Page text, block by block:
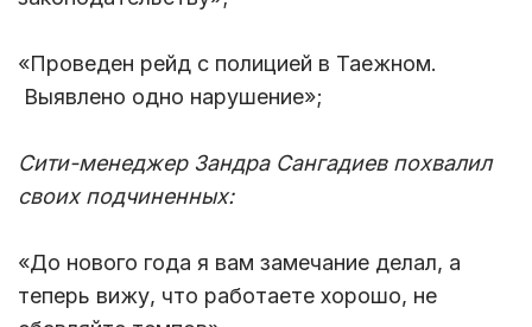
«Проведен рейд с полицией в Таежном.
Выявлено одно нарушение»;
Сити-менеджер Зандра Сангадиев похвалил
своих подчиненных:
«До нового года я вам замечание делал, а
теперь вижу, что работаете хорошо, не